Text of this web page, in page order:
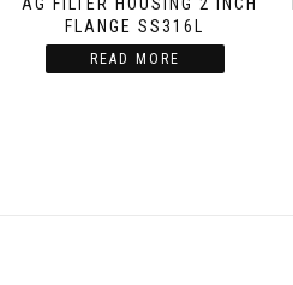
FLANGE SS316L
READ MORE